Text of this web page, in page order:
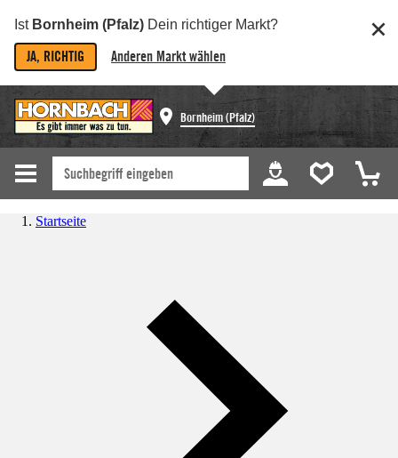
Ist Bornheim (Pfalz) Dein richtiger Markt?
JA, RICHTIG Anderen Markt wählen
Bornheim (Pfalz)
Startseite